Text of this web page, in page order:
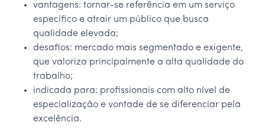
vantagens: tornar-se referência em um serviço
específico e atrair um público que busca
qualidade elevada;
desafios: mercado mais segmentado e exigente,
que valoriza principalmente a alta qualidade do
trabalho;
indicada para: profissionais com alto nível de
especialização e vontade de se diferenciar pela
excelência.